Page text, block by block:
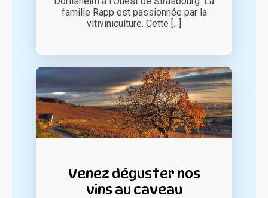
famille Rapp est passionnée par la
vitiviniculture. Cette [...]
Venez déguster nos
vins au caveau